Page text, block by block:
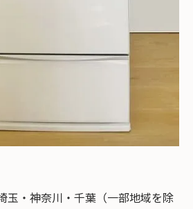
玉・神奈川・千葉（一部地域を除